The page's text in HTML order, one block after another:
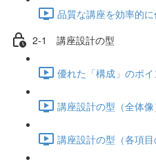
品質な講座を効率的
2-1 講座設計の型
優れた「構成」のポ
講座設計の型（全体
講座設計の型（各項